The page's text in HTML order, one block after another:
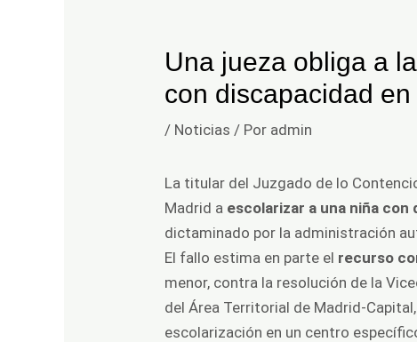
Una jueza obliga a
con discapacidad
/ Noticias / Por admin
La titular del Juzgado de lo
Madrid a escolarizar a una niña
dictaminado por la administración
El fallo estima en parte el recurso
menor, contra la resolución de la
del Área Territorial de Madrid-
escolarización en un centro